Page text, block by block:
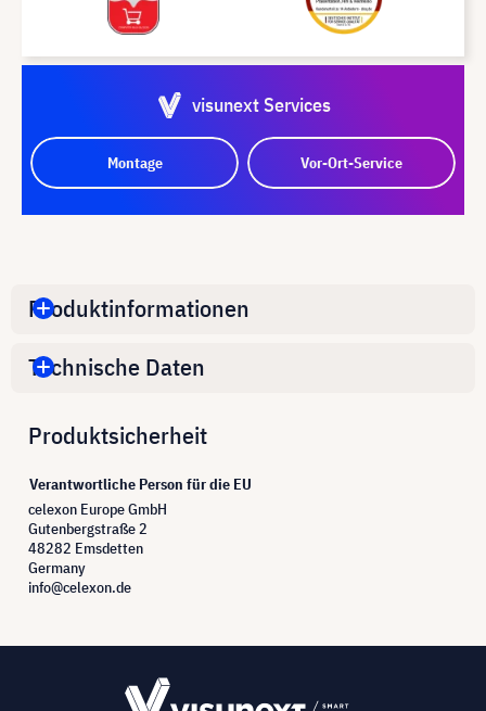
visunext Services
Montage Vor-Ort-Service
Produktinformationen
Technische Daten
Produktsicherheit
Verantwortliche Person für die EU
celexon Europe GmbH
Gutenbergstraße 2
48282 Emsdetten
Germany
info@celexon.de